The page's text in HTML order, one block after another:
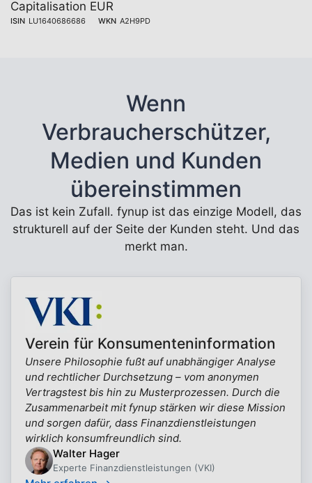
Capitalisation EUR
ISIN LU1640686686 WKN A2H9PD
Wenn
Verbraucherschützer,
Medien und Kunden
übereinstimmen
Das ist kein Zufall. fynup ist das einzige Modell, das
strukturell auf der Seite der Kunden steht. Und das
merkt man.
Verein für Konsumenteninformation
Unsere Philosophie fußt auf unabhängiger Analyse
und rechtlicher Durchsetzung – vom anonymen
Vertragstest bis hin zu Musterprozessen. Durch die
Zusammenarbeit mit fynup stärken wir diese Mission
und sorgen dafür, dass Finanzdienstleistungen
wirklich konsumfreundlich sind.
Walter Hager
Experte Finanzdienstleistungen (VKI)